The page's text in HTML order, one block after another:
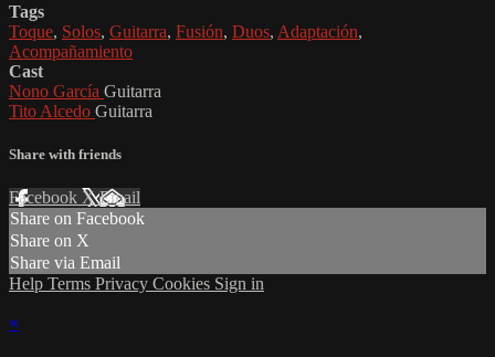
Tags
Toque, Solos, Guitarra, Fusión, Duos, Adaptación,
Acompañamiento
Cast
Nono García Guitarra
Tito Alcedo Guitarra
Share with friends
Facebook XEmail
Share on Facebook
Share on X
Share via Email
Help Terms Privacy Cookies Sign in
×